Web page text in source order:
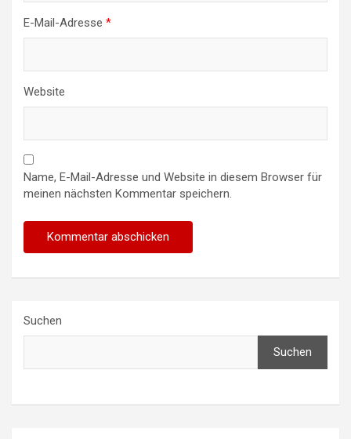
E-Mail-Adresse *
Website
Name, E-Mail-Adresse und Website in diesem Browser für
meinen nächsten Kommentar speichern.
Suchen
Suchen